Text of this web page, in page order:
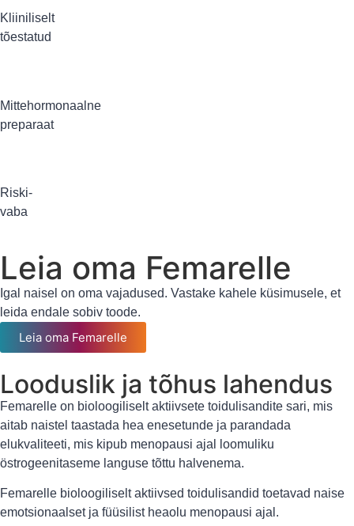
Kliiniliselt
tõestatud
Mittehormonaalne
preparaat
Riski-
vaba
Leia oma Femarelle
Igal naisel on oma vajadused. Vastake kahele küsimusele, et
leida endale sobiv toode.
Leia oma Femarelle
Looduslik ja tõhus lahendus
Femarelle on bioloogiliselt aktiivsete toidulisandite sari, mis
aitab naistel taastada hea enesetunde ja parandada
elukvaliteeti, mis kipub menopausi ajal loomuliku
östrogeenitaseme languse tõttu halvenema.
Femarelle bioloogiliselt aktiivsed toidulisandid toetavad naise
emotsionaalset ja füüsilist heaolu menopausi ajal.